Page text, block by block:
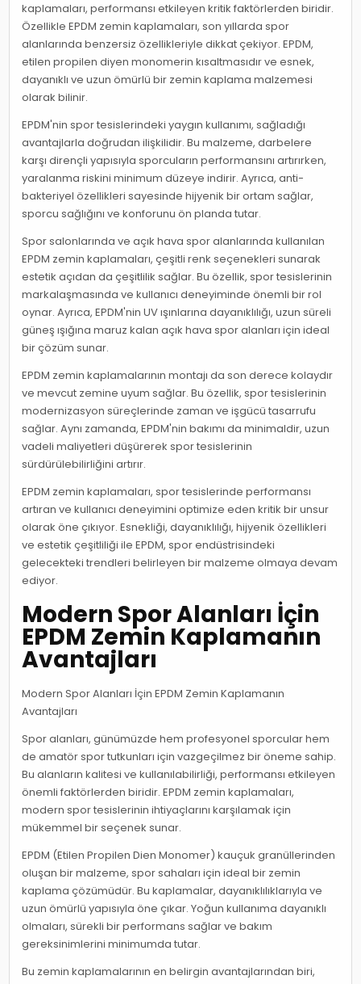
kaplamaları, performansı etkileyen kritik faktörlerden biridir.
Özellikle EPDM zemin kaplamaları, son yıllarda spor
alanlarında benzersiz özellikleriyle dikkat çekiyor. EPDM,
etilen propilen diyen monomerin kısaltmasıdır ve esnek,
dayanıklı ve uzun ömürlü bir zemin kaplama malzemesi
olarak bilinir.
EPDM'nin spor tesislerindeki yaygın kullanımı, sağladığı
avantajlarla doğrudan ilişkilidir. Bu malzeme, darbelere
karşı dirençli yapısıyla sporcuların performansını artırırken,
yaralanma riskini minimum düzeye indirir. Ayrıca, anti-
bakteriyel özellikleri sayesinde hijyenik bir ortam sağlar,
sporcu sağlığını ve konforunu ön planda tutar.
Spor salonlarında ve açık hava spor alanlarında kullanılan
EPDM zemin kaplamaları, çeşitli renk seçenekleri sunarak
estetik açıdan da çeşitlilik sağlar. Bu özellik, spor tesislerinin
markalaşmasında ve kullanıcı deneyiminde önemli bir rol
oynar. Ayrıca, EPDM'nin UV ışınlarına dayanıklılığı, uzun süreli
güneş ışığına maruz kalan açık hava spor alanları için ideal
bir çözüm sunar.
EPDM zemin kaplamalarının montajı da son derece kolaydır
ve mevcut zemine uyum sağlar. Bu özellik, spor tesislerinin
modernizasyon süreçlerinde zaman ve işgücü tasarrufu
sağlar. Aynı zamanda, EPDM'nin bakımı da minimaldir, uzun
vadeli maliyetleri düşürerek spor tesislerinin
sürdürülebilirliğini artırır.
EPDM zemin kaplamaları, spor tesislerinde performansı
artıran ve kullanıcı deneyimini optimize eden kritik bir unsur
olarak öne çıkıyor. Esnekliği, dayanıklılığı, hijyenik özellikleri
ve estetik çeşitliliği ile EPDM, spor endüstrisindeki
gelecekteki trendleri belirleyen bir malzeme olmaya devam
ediyor.
Modern Spor Alanları İçin
EPDM Zemin Kaplamanın
Avantajları
Modern Spor Alanları İçin EPDM Zemin Kaplamanın
Avantajları
Spor alanları, günümüzde hem profesyonel sporcular hem
de amatör spor tutkunları için vazgeçilmez bir öneme sahip.
Bu alanların kalitesi ve kullanılabilirliği, performansı etkileyen
önemli faktörlerden biridir. EPDM zemin kaplamaları,
modern spor tesislerinin ihtiyaçlarını karşılamak için
mükemmel bir seçenek sunar.
EPDM (Etilen Propilen Dien Monomer) kauçuk granüllerinden
oluşan bir malzeme, spor sahaları için ideal bir zemin
kaplama çözümüdür. Bu kaplamalar, dayanıklılıklarıyla ve
uzun ömürlü yapısıyla öne çıkar. Yoğun kullanıma dayanıklı
olmaları, sürekli bir performans sağlar ve bakım
gereksinimlerini minimumda tutar.
Bu zemin kaplamalarının en belirgin avantajlarından biri,